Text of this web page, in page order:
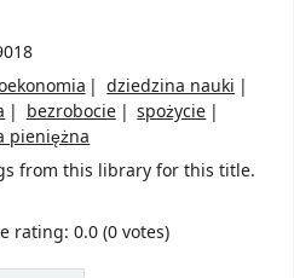
dziedzina nauki
bezrobocie
spożycie
pieniężna
from this library for this title.
rating: 0.0 (0 votes)